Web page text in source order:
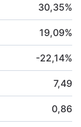
30,35%
19,09%
-22,14%
7,49
0,86